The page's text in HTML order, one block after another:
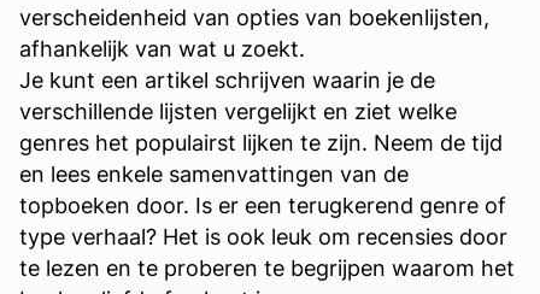
verscheidenheid van opties van boekenlijsten,
afhankelijk van wat u zoekt.
Je kunt een artikel schrijven waarin je de
verschillende lijsten vergelijkt en ziet welke
genres het populairst lijken te zijn. Neem de tijd
en lees enkele samenvattingen van de
topboeken door. Is er een terugkerend genre of
type verhaal? Het is ook leuk om recensies door
te lezen en te proberen te begrijpen waarom het